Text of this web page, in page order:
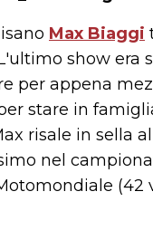
Max Biaggi
show era
per appena
stare in
risale in sella
nel
(42